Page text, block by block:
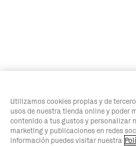
Utilizamos cookies propias y de
usos de nuestra tienda online y poder
contenido a tus gustos y personalizar
marketing y publicaciones en redes
información puedes visitar nuestra